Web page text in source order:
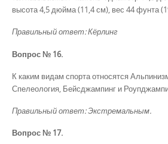
высота 4,5 дюйма (11,4 см), вес 44 фунта
Правильный ответ: Кёрлинг
Вопрос № 16.
К каким видам спорта относятся
Спелеология, Бейсджампинг и
Правильный ответ: Экстремальным.
Вопрос № 17.